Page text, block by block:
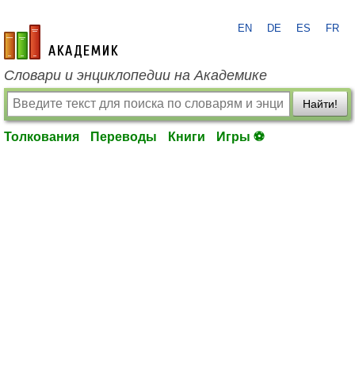
academic.ru
EN DE ES FR
Словари и энциклопедии на Академике
Найти!
Толкования Переводы Книги Игры ⚽